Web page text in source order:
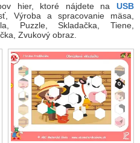
hier, ktoré nájdete na USB
Výroba a spracovanie mäsa,
Puzzle, Skladačka, Tiene,
Zvukový obraz.